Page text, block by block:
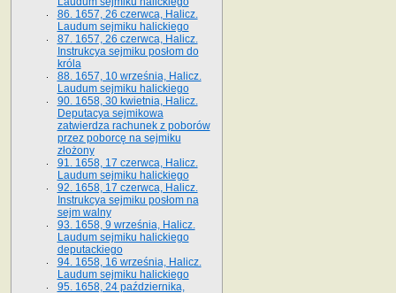
86. 1657, 26 czerwca, Halicz.
Laudum sejmiku halickiego
87. 1657, 26 czerwca, Halicz.
Instrukcya sejmiku posłom do
króla
88. 1657, 10 września, Halicz.
Laudum sejmiku halickiego
90. 1658, 30 kwietnia, Halicz.
Deputacya sejmikowa
zatwierdza rachunek z poborów
przez poborcę na sejmiku
złożony
91. 1658, 17 czerwca, Halicz.
Laudum sejmiku halickiego
92. 1658, 17 czerwca, Halicz.
Instrukcya sejmiku posłom na
sejm walny
93. 1658, 9 września, Halicz.
Laudum sejmiku halickiego
deputackiego
94. 1658, 16 września, Halicz.
Laudum sejmiku halickiego
95. 1658, 24 października,